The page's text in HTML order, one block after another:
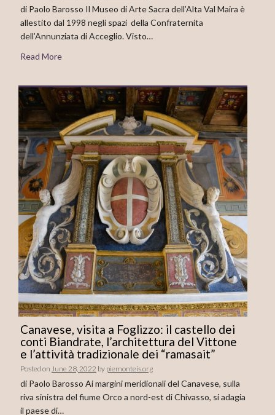
di Paolo Barosso Il Museo di Arte Sacra dell’Alta Val Maira è
allestito dal 1998 negli spazi della Confraternita
dell’Annunziata di Acceglio. Visto…
Read More
Canavese, visita a Foglizzo: il castello dei
conti Biandrate, l’architettura del Vittone
e l’attività tradizionale dei “ramasait”
Posted on June 28, 2022 by piemonteis.org
di Paolo Barosso Ai margini meridionali del Canavese, sulla
riva sinistra del fiume Orco a nord-est di Chivasso, si adagia
il paese di…